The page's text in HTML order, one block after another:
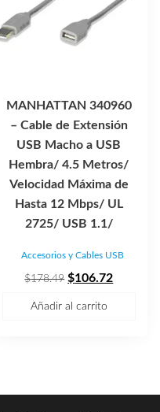
MANHATTAN 340960
– Cable de Extensión
USB Macho a USB
Hembra/ 4.5 Metros/
Velocidad Máxima de
Hasta 12 Mbps/ UL
2725/ USB 1.1/
Accesorios y Cables USB
$178.49 El
$106.72El
Añadir al carrito